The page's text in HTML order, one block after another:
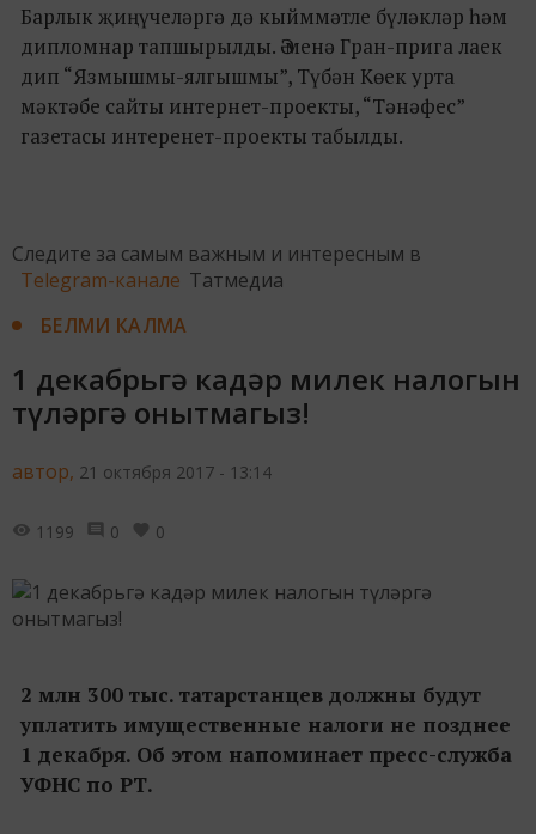
Барлык җиңүчеләргә дә кыйммәтле бүләкләр һәм
дипломнар тапшырылды. Ә менә Гран-прига лаек
дип “Язмышмы-ялгышмы”, Түбән Көек урта
мәктәбе сайты интернет-проекты, “Тәнәфес”
газетасы интеренет-проекты табылды.
Следите за самым важным и интересным в
Telegram-канале Татмедиа
БЕЛМИ КАЛМА
1 декабрьгә кадәр милек налогын
түләргә онытмагыз!
автор, 21 октября 2017 - 13:14
1199 0 0
2 млн 300 тыс. татарстанцев должны будут
уплатить имущественные налоги не позднее
1 декабря. Об этом напоминает пресс-служба
УФНС по РТ.